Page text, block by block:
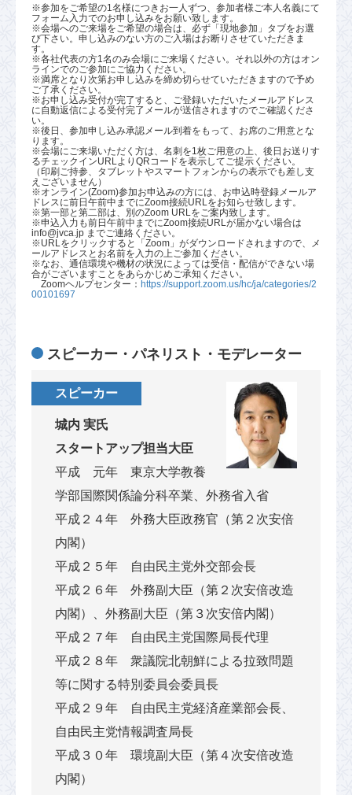
※参加をご希望の1名様につきお一人ずつ、参加者様ご本人名義にて
フォーム入力でのお申し込みをお願い致します。
※会場へのご来場をご希望の場合は、必ず「現地参加」タブをお選
び下さい。申し込みのない方のご入場はお断りさせていただきま
す。
※各社代表の方1名のみ会場にご来場ください。それ以外の方はオン
ラインでのご参加にご協力ください。
※満席となり次第お申し込みを締め切らせていただきますので予め
ご了承ください。
※お申し込み受付が完了すると、ご登録いただいたメールアドレス
に自動返信による受付完了メールが送信されますのでご確認くださ
い。
※後日、参加申し込み承認メール到着をもって、お席のご用意とな
ります。
※会場にご来場いただく方は、名刺を1枚ご用意の上、後日お送りす
るチェックインURLよりQRコードを表示してご提示ください。
（印刷ご持参、タブレットやスマートフォンからの表示でも差し支
えございません）
※オンライン(Zoom)参加お申込みの方には、お申込時登録メールア
ドレスに前日午前中までにZoom接続URLをお知らせ致します。
※第一部と第二部は、別のZoom URLをご案内致します。
※申込入力も前日午前中までにZoom接続URLが届かない場合は
info@jvca.jp までご連絡ください。
※URLをクリックすると「Zoom」がダウンロードされますので、メ
ールアドレスとお名前を入力の上ご参加ください。
※なお、通信環境や機材の状況によっては受信・配信ができない場
合がございますことをあらかじめご承知ください。
Zoomヘルプセンター： https://support.zoom.us/hc/ja/categories/2
00101697
スピーカー・パネリスト・モデレーター
スピーカー
城内 実氏
スタートアップ担当大臣
平成 元年 東京大学教養
学部国際関係論分科卒業、外務省入省
平成２４年 外務大臣政務官（第２次安倍
内閣）
平成２５年 自由民主党外交部会長
平成２６年 外務副大臣（第２次安倍改造
内閣）、外務副大臣（第３次安倍内閣）
平成２７年 自由民主党国際局長代理
平成２８年 衆議院北朝鮮による拉致問題
等に関する特別委員会委員長
平成２９年 自由民主党経済産業部会長、
自由民主党情報調査局長
平成３０年 環境副大臣（第４次安倍改造
内閣）